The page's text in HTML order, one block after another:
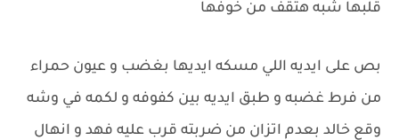
قلبها شبه هتقف من خوفها
بص على ايديه اللي مسكه ايديها بغضب و عيون حمراء
من فرط غضبه و طبق ايديه بين كفوفه و لكمه في وشه
وقع خالد بعدم اتزان من ضربته قرب عليه فهد و انهال